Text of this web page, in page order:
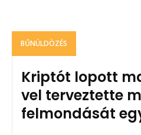
BŰNÜLDÖZÉS
Kriptót lopott
vel terveztette
felmondását